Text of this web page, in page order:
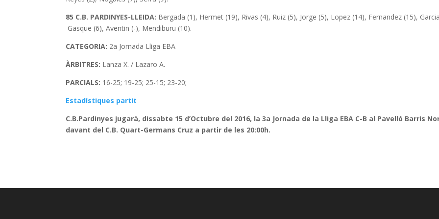
85 C.B. PARDINYES-LLEIDA: Bergada (1), Hermet (19), Rivas (4), Ruiz (5), Jorge (5), Lopez (14), Fernandez (15),
Gasque (6), Aventin (-), Mendiburu (10).
CATEGORIA: 2a Jornada Lliga EBA
ÀRBITRES: Lanza X. / Lazaro A.
PARCIALS: 16-25; 19-25; 25-15; 23-20;
Estadístiques partit
C.B.Pardinyes jugarà, dissabte 15 d’Octubre del 2016, la 3a Jornada de la Lliga EBA C-B al Pavelló Barris
davant del C.B. Quart-Germans Cruz a partir de les 20:00h.